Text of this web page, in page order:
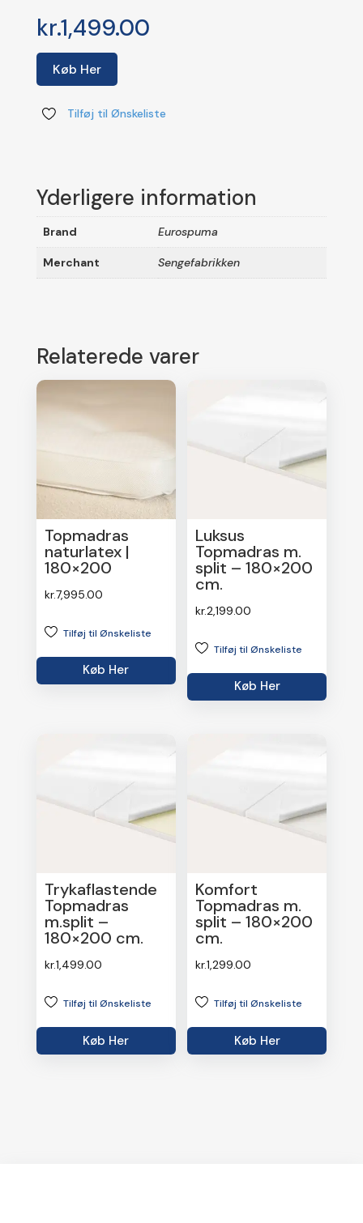
kr.1,499.00
Køb Her
Tilføj til Ønskeliste
Yderligere information
Brand Eurospuma
Merchant Sengefabrikken
Relaterede varer
Topmadras
naturlatex |
180×200
kr.7,995.00
Tilføj til Ønskeliste
Køb Her
Luksus
Topmadras m.
split – 180×200
cm.
kr.2,199.00
Tilføj til Ønskeliste
Køb Her
Trykaflastende
Topmadras
m.split –
180×200 cm.
kr.1,499.00
Tilføj til Ønskeliste
Køb Her
Komfort
Topmadras m.
split – 180×200
cm.
kr.1,299.00
Tilføj til Ønskeliste
Køb Her